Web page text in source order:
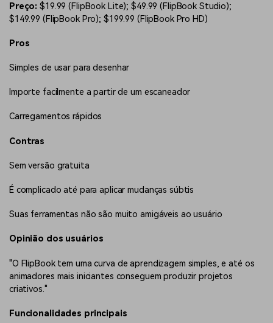
Preço: $19.99 (FlipBook Lite); $49.99 (FlipBook Studio);
$149.99 (FlipBook Pro); $199.99 (FlipBook Pro HD)
Pros
Simples de usar para desenhar
Importe facilmente a partir de um escaneador
Carregamentos rápidos
Contras
Sem versão gratuita
É complicado até para aplicar mudanças súbtis
Suas ferramentas não são muito amigáveis ao usuário
Opinião dos usuários
"O FlipBook tem uma curva de aprendizagem simples, e até os
animadores mais iniciantes conseguem produzir projetos
criativos."
Funcionalidades principais